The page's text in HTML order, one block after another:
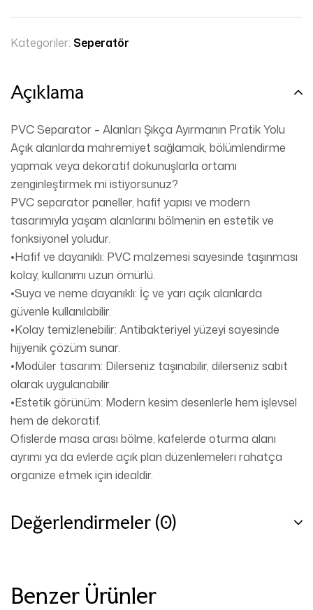
Kategoriler: Seperatör
Açıklama
PVC Separator – Alanları Şıkça Ayırmanın Pratik Yolu
Açık alanlarda mahremiyet sağlamak, bölümlendirme
yapmak veya dekoratif dokunuşlarla ortamı
zenginleştirmek mi istiyorsunuz?
PVC separator paneller, hafif yapısı ve modern
tasarımıyla yaşam alanlarını bölmenin en estetik ve
fonksiyonel yoludur.
•Hafif ve dayanıklı: PVC malzemesi sayesinde taşınması
kolay, kullanımı uzun ömürlü.
•Suya ve neme dayanıklı: İç ve yarı açık alanlarda
güvenle kullanılabilir.
•Kolay temizlenebilir: Antibakteriyel yüzeyi sayesinde
hijyenik çözüm sunar.
•Modüler tasarım: Dilerseniz taşınabilir, dilerseniz sabit
olarak uygulanabilir.
•Estetik görünüm: Modern kesim desenlerle hem işlevsel
hem de dekoratif.
Ofislerde masa arası bölme, kafelerde oturma alanı
ayrımı ya da evlerde açık plan düzenlemeleri rahatça
organize etmek için idealdir.
Değerlendirmeler (0)
Benzer Ürünler